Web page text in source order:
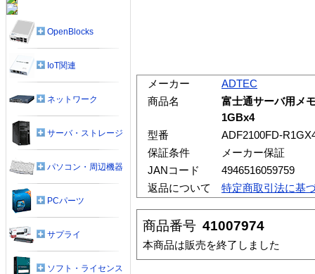
メーカー
ADTEC
商品名
富士通サーバ用メ
1GBx4
型番
ADF2100FD-
保証条件
メーカー保証
JANコード
4946516059759
返品について
特定商取引法に基
商品番号 41007974
本商品は販売を終了しました
OpenBlocks
IoT関連
ネットワーク
サーバ・ストレージ
パソコン・周辺機器
PCパーツ
サプライ
ソフト・ライセンス